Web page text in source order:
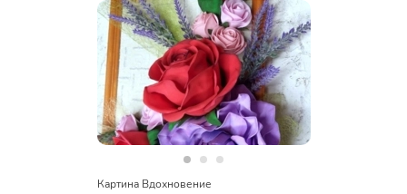
Картина Вдохновение